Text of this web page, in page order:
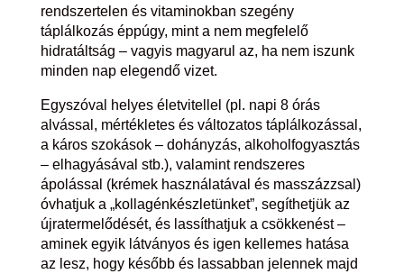
rendszertelen és vitaminokban szegény
táplálkozás éppúgy, mint a nem megfelelő
hidratáltság – vagyis magyarul az, ha nem iszunk
minden nap elegendő vizet.
Egyszóval helyes életvitellel (pl. napi 8 órás
alvással, mértékletes és változatos táplálkozással,
a káros szokások – dohányzás, alkoholfogyasztás
– elhagyásával stb.), valamint rendszeres
ápolással (krémek használatával és masszázzsal)
óvhatjuk a „kollagénkészletünket”, segíthetjük az
újratermelődését, és lassíthatjuk a csökkenést –
aminek egyik látványos és igen kellemes hatása
az lesz, hogy később és lassabban jelennek majd